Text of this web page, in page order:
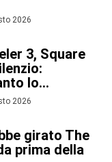
2026
3, Square
lo...
2026
girato The
prima della